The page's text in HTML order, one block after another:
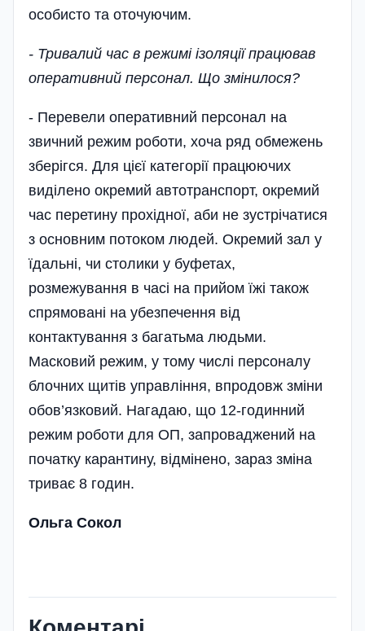
особисто та оточуючим.
- Тривалий час в режимі ізоляції працював
оперативний персонал. Що змінилося?
- Перевели оперативний персонал на
звичний режим роботи, хоча ряд обмежень
зберігся. Для цієї категорії працюючих
виділено окремий автотранспорт, окремий
час перетину прохідної, аби не зустрічатися
з основним потоком людей. Окремий зал у
їдальні, чи столики у буфетах,
розмежування в часі на прийом їжі також
спрямовані на убезпечення від
контактування з багатьма людьми.
Масковий режим, у тому числі персоналу
блочних щитів управління, впродовж зміни
обов’язковий. Нагадаю, що 12-годинний
режим роботи для ОП, запроваджений на
початку карантину, відмінено, зараз зміна
триває 8 годин.
Ольга Сокол